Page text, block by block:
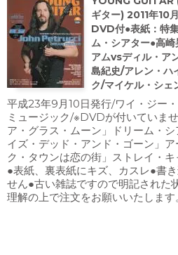
ギター) 2011年10
DVD付●表紙：特
ム・シアター●高
アムvsディル・ア
島紀史/アレン・
ク/マイケル・シェ
平成23年9月10日発行/ワイ・ジー
ミュージック/※DVDが付いていま
ア・グラス・ムーン」ドリーム・
イズ・デッド・アンド・ゴーン」
ク・タウンは恋の街」ストレイ・キ
●表紙、裏表紙にキズ、カスレ●書
せん●古い雑誌ですので明記された
理解の上で注文をお願いいたします